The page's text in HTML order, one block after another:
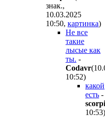
знак.,
10.03.2025
10:50, картинка)
Не все
такие
лысые как
ты. -
Codavr
10:52)
какой
есть -
10:53)